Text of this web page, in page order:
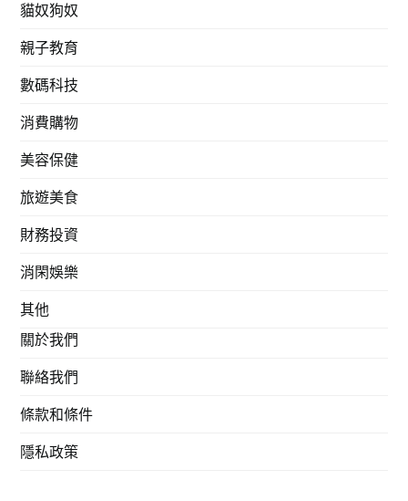
貓奴狗奴
親子教育
數碼科技
消費購物
美容保健
旅遊美食
財務投資
消閑娛樂
其他
關於我們
聯絡我們
條款和條件
隱私政策